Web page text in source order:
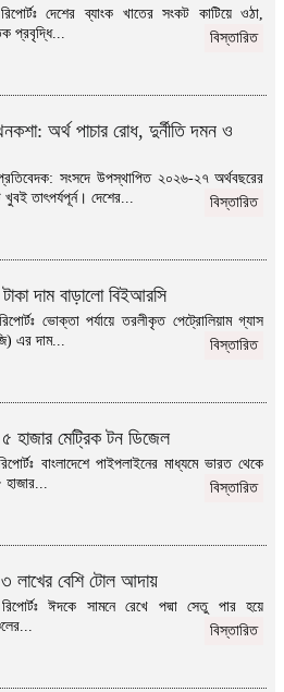
দেশের ব্যাংক খাতের সংকট কাটিয়ে ওঠা,
প্রবৃদ্ধি...
বিস্তারিত
অর্থ পাচার রোধ, দুর্নীতি দমন ও
সংসদে উপস্থাপিত ২০২৬-২৭ অর্থবছরের
খুবই তাৎপর্যপূর্ন। দেশের...
বিস্তারিত
দাম বাড়ালো বিইআরসি
ভোক্তা পর্যায়ে তরলীকৃত পেট্রোলিয়াম গ্যাস
এর দাম...
বিস্তারিত
হাজার মেট্রিক টন ডিজেল
বাংলাদেশে পাইপলাইনের মাধ্যমে ভারত থেকে
বিস্তারিত
লাখের বেশি টোল আদায়
ঈদকে সামনে রেখে পদ্মা সেতু পার হয়ে
বিস্তারিত